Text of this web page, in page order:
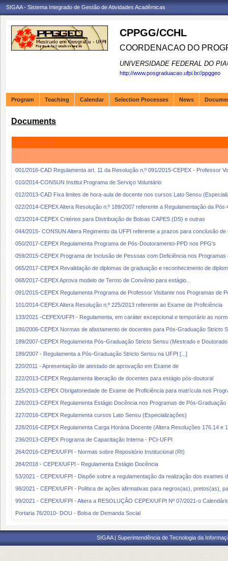
SIGAA - Sistema Integrado de Gestão de Atividades Acadêmicas
CPPGG/CCHL
COORDENACAO DO
UNIVERSIDADE FEDERAL DO
http://www.posgraduacao.ufpi.br//ppggeo
Program Teaching Calendar Selection Processes News
Documents
RESOLUTIONS
001/2016-CAD Regulamenta art. 11 da Resolução n.º 091/2015-CEPEX - Professor
010/2014-CONSUN Institui Programa de Serviço Voluntário
012/2013-CAD Fixa limites de hora-aula de docente nos cursos Lato Sensu
022/2014-CEPEX Altera Resolução n.º 189/2007 referente a Regulamentação da
023/2014-CEPEX Critérios para Distribuição de Bolsas CAPES (DS) e outras
044/2015- CONSUN Altera Regimento da UFPI referente a prazos para conclusão
050/2017-CEPEX Regulamenta Programa de Pós-Doutoramento-PPD nos PPG's
059/2015-CEPEX Programa de Inclusão de Pessoas com Deficiência nos
065/2017-CEPEX Revalidação de diplomas de graduação e reconhecimento de
068/2017-CEPEX Aprova modelo de Termo de Convênio para estágio...
091/2015-CEPEX Regulamenta Programa de Professor Visitante nos Programas de
101/2014-CEPEX Altera Resolução n.º 225/2013 referente ao Exame de Proficiência
133/2021 -CEPEX/UFPI - Regulamenta, em caráter excepcional e temporário as
186/2006-CEPEX Normas de afastamento de docentes para Pós-Graduação Stricto
189/2007-CEPEX Regulamenta Pós-Graduação Stricto Sensu (Mestrado e
189/2007 - Regulamenta a Pós-Graduação Stricto Sensu na UFPI [...]
220/2011 - Apresentação de atestado de aprovação em Exame de
222/2013-CEPEX Regulamenta liberação de docentes para estágio pós-doutoral
225/2013-CEPEX Obrigatoriedade de Exame de Proficiência para matrícula nos
226/2013-CEPEX Regulamenta Estágio Docência nos Programas de Pós-Graduação
227/2016-CEPEX Regulamenta cursos Lato Sensu (Especializações)
228/2016-CEPEX Regulamenta Carga Horária Docente (Altera Resoluções 176.14 e
236/2013-CEPEX Programa de Capacitação Interna - PCI-UFPI
264/2016-CEPEX/UFPI - Normas sobre Repositório Institucional (RI)
284/2018 - CEPEX/UFPI - Regulamenta Estágio Docência
53/2021 - CEPEX/UFPI - Dispõe sobre a regulamentação da realização dos exames
98/2021 - CEPEX/UFPI - Política de ações afirmativas para negros(as), pretos(as),
99/2021 - CEPEX/UFPI - Altera a RESOLUÇÃO CEPEX/UFPI Nº 07/2021-o
Portaria 76/2010- DOU - Bolsa de Demanda Social
SIGAA | Superintendência de Tecnologia da